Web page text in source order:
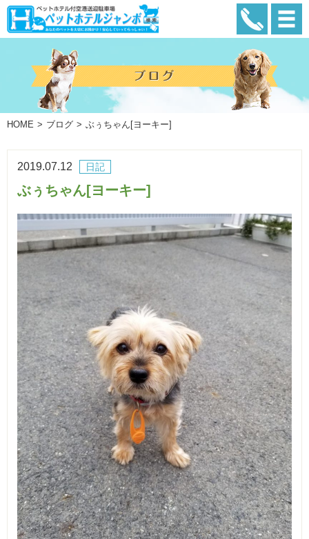
HOME ブログ ぶぅちゃん[ヨーキー]
日記
2019.07.12
ぶぅちゃん[ヨーキー]